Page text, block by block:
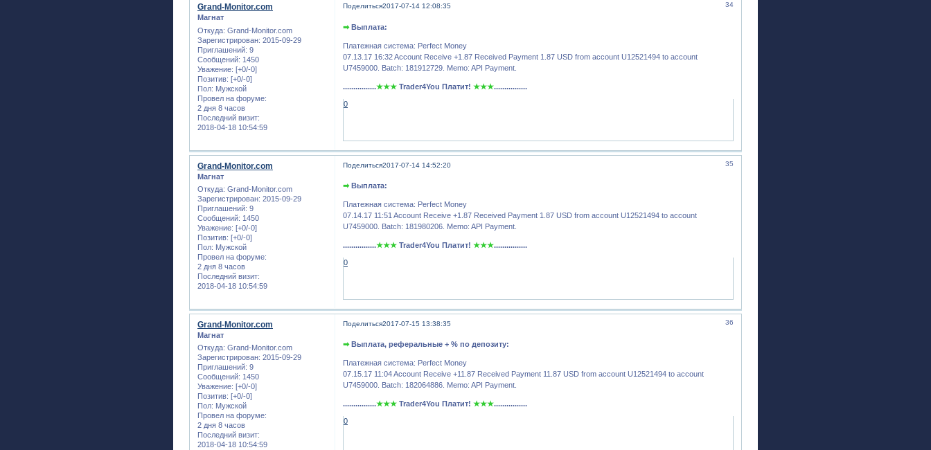
Поделиться 34
2017-07-14 12:08:35
Grand-Monitor.com
Магнат
Откуда: Grand-Monitor.com
Зарегистрирован: 2015-09-29
Приглашений: 9
Сообщений: 1450
Уважение: [+0/-0]
Позитив: [+0/-0]
Пол: Мужской
Провел на форуме:
2 дня 8 часов
Последний визит:
2018-04-18 10:54:59
➡Выплата:
Платежная система: Perfect Money
07.13.17 16:32 Account Receive +1.87 Received Payment 1.87 USD from account U12521494 to account
U7459000. Batch: 181912729. Memo: API Payment.
................★★★ Trader4You Платит!★★★................
0
Поделиться 35
2017-07-14 14:52:20
Grand-Monitor.com
Магнат
Откуда: Grand-Monitor.com
Зарегистрирован: 2015-09-29
Приглашений: 9
Сообщений: 1450
Уважение: [+0/-0]
Позитив: [+0/-0]
Пол: Мужской
Провел на форуме:
2 дня 8 часов
Последний визит:
2018-04-18 10:54:59
➡Выплата:
Платежная система: Perfect Money
07.14.17 11:51 Account Receive +1.87 Received Payment 1.87 USD from account U12521494 to account
U7459000. Batch: 181980206. Memo: API Payment.
................★★★ Trader4You Платит!★★★................
0
Поделиться 36
2017-07-15 13:38:35
Grand-Monitor.com
Магнат
Откуда: Grand-Monitor.com
Зарегистрирован: 2015-09-29
Приглашений: 9
Сообщений: 1450
Уважение: [+0/-0]
Позитив: [+0/-0]
Пол: Мужской
Провел на форуме:
2 дня 8 часов
Последний визит:
2018-04-18 10:54:59
➡Выплата, реферальные + % по депозиту:
Платежная система: Perfect Money
07.15.17 11:04 Account Receive +11.87 Received Payment 11.87 USD from account U12521494 to account
U7459000. Batch: 182064886. Memo: API Payment.
................★★★ Trader4You Платит!★★★................
0